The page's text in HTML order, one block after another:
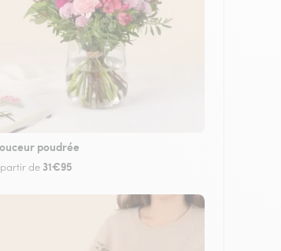
poudrée
de 31€95